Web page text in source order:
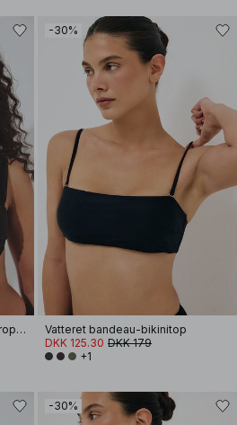
Draperet bikinibh med vide stropper
-30%
Vatteret bandeau-bikinitop
DKK 125.30 DKK 179
+1
-30%